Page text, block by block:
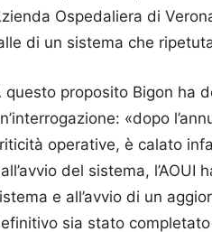
Ospedaliera di
di un sistema che
questo proposito Bigon ha
«dopo
operative, è calato
del sistema,
e all’avvio di un
sia stato